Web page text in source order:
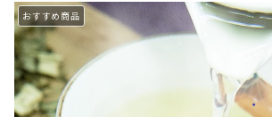
おすすめ商品